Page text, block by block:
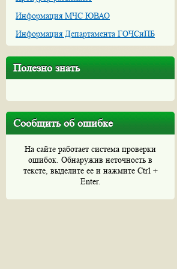
Информация МЧС ЮВАО
Информация Департамента ГОЧСиПБ
Полезно знать
Сообщить об ошибке
На сайте работает система проверки
ошибок. Обнаружив неточность в
тексте, выделите ее и нажмите Ctrl +
Enter.